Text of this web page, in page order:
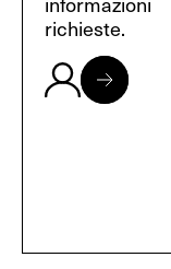
richieste.